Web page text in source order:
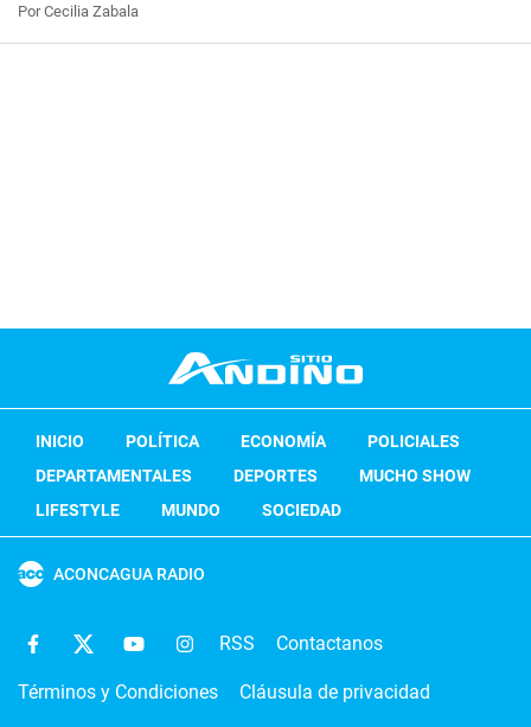
Por Cecilia Zabala
INICIO POLÍTICA ECONOMÍA
POLICIALES
DEPARTAMENTALES
DEPORTES
MUCHO SHOW
LIFESTYLE
MUNDO SOCIEDAD
ACONCAGUA RADIO
RSS Contactanos
Términos y Condiciones Cláusula de privacidad